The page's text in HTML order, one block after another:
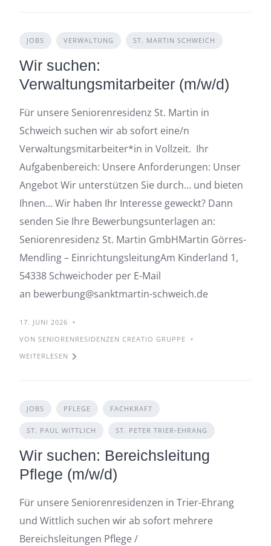
JOBS VERWALTUNG ST. MARTIN SCHWEICH
Wir suchen:
Verwaltungsmitarbeiter (m/w/d)
Für unsere Seniorenresidenz St. Martin in
Schweich suchen wir ab sofort eine/n
Verwaltungsmitarbeiter*in in Vollzeit. Ihr
Aufgabenbereich: Unsere Anforderungen: Unser
Angebot Wir unterstützen Sie durch… und bieten
Ihnen… Wir haben Ihr Interesse geweckt? Dann
senden Sie Ihre Bewerbungsunterlagen an:
Seniorenresidenz St. Martin GmbHMartin Görres-
Mendling – EinrichtungsleitungAm Kinderland 1,
54338 Schweichoder per E-Mail
an bewerbung@sanktmartin-schweich.de
17. JUNI 2026
VON SENIORENRESIDENZEN CREATIO GRUPPE
WEITERLESEN
JOBS PFLEGE FACHKRAFT
ST. PAUL WITTLICH ST. PETER TRIER-EHRANG
Wir suchen: Bereichsleitung
Pflege (m/w/d)
Für unsere Seniorenresidenzen in Trier-Ehrang
und Wittlich suchen wir ab sofort mehrere
Bereichsleitungen Pflege /